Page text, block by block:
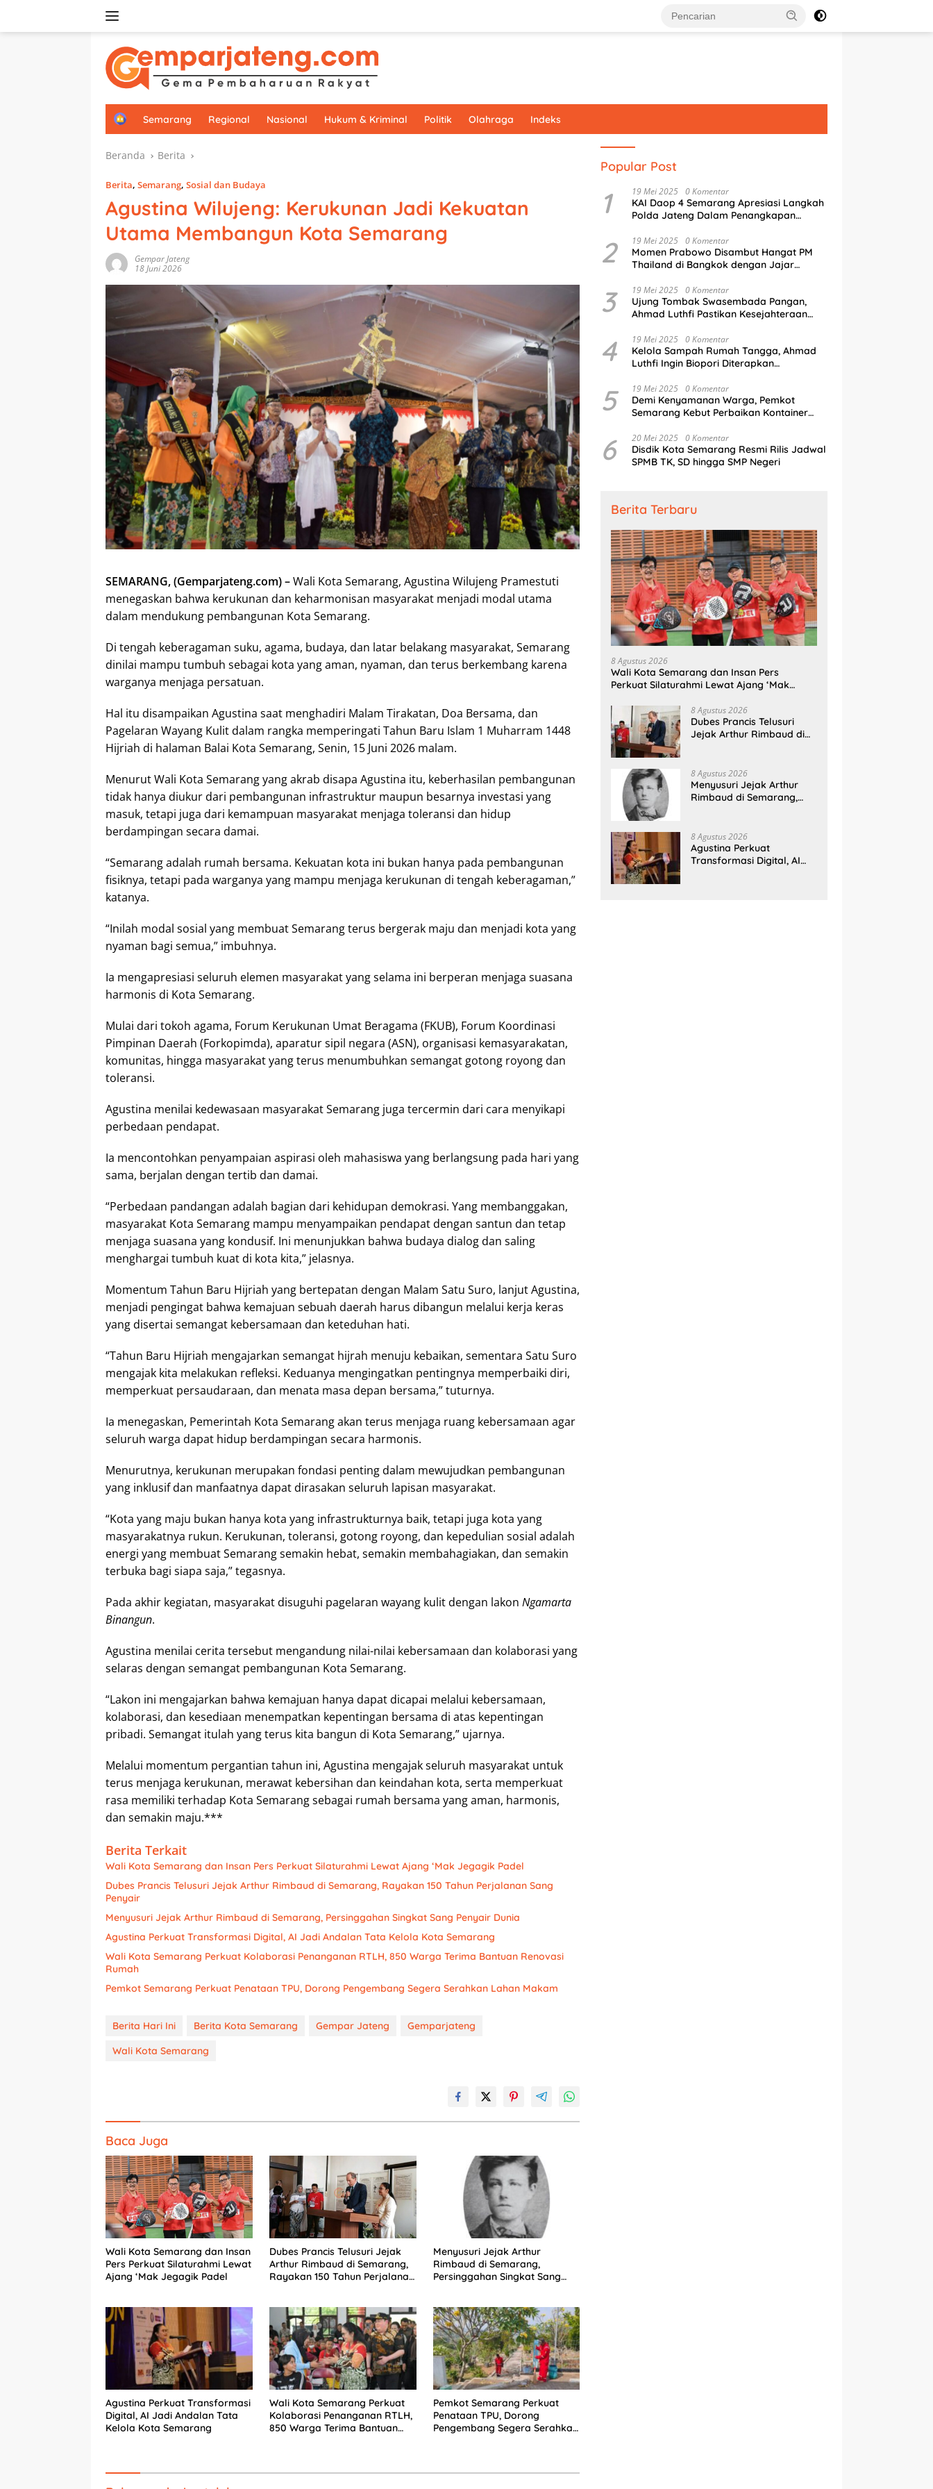
H
e
Semarang Regional Nasional Hukum & Kriminal Politik Olahraga Indeks
Beranda Berita
Berita, Semarang, Sosial dan Budaya
Agustina Wilujeng: Kerukunan Jadi Kekuatan
Utama Membangun Kota Semarang
Gempar Jateng
18 Juni 2026
SEMARANG, (Gemparjateng.com) –Wali Kota Semarang, Agustina Wilujeng Pramestuti
menegaskan bahwa kerukunan dan keharmonisan masyarakat menjadi modal utama
dalam mendukung pembangunan Kota Semarang.
Di tengah keberagaman suku, agama, budaya, dan latar belakang masyarakat, Semarang
dinilai mampu tumbuh sebagai kota yang aman, nyaman, dan terus berkembang karena
warganya menjaga persatuan.
Hal itu disampaikan Agustina saat menghadiri Malam Tirakatan, Doa Bersama, dan
Pagelaran Wayang Kulit dalam rangka memperingati Tahun Baru Islam 1 Muharram 1448
Hijriah di halaman Balai Kota Semarang, Senin, 15 Juni 2026 malam.
Menurut Wali Kota Semarang yang akrab disapa Agustina itu, keberhasilan pembangunan
tidak hanya diukur dari pembangunan infrastruktur maupun besarnya investasi yang
masuk, tetapi juga dari kemampuan masyarakat menjaga toleransi dan hidup
berdampingan secara damai.
“Semarang adalah rumah bersama. Kekuatan kota ini bukan hanya pada pembangunan
fisiknya, tetapi pada warganya yang mampu menjaga kerukunan di tengah keberagaman,”
katanya.
“Inilah modal sosial yang membuat Semarang terus bergerak maju dan menjadi kota yang
nyaman bagi semua,” imbuhnya.
Ia mengapresiasi seluruh elemen masyarakat yang selama ini berperan menjaga suasana
harmonis di Kota Semarang.
Mulai dari tokoh agama, Forum Kerukunan Umat Beragama (FKUB), Forum Koordinasi
Pimpinan Daerah (Forkopimda), aparatur sipil negara (ASN), organisasi kemasyarakatan,
komunitas, hingga masyarakat yang terus menumbuhkan semangat gotong royong dan
toleransi.
Agustina menilai kedewasaan masyarakat Semarang juga tercermin dari cara menyikapi
perbedaan pendapat.
Ia mencontohkan penyampaian aspirasi oleh mahasiswa yang berlangsung pada hari yang
sama, berjalan dengan tertib dan damai.
“Perbedaan pandangan adalah bagian dari kehidupan demokrasi. Yang membanggakan,
masyarakat Kota Semarang mampu menyampaikan pendapat dengan santun dan tetap
menjaga suasana yang kondusif. Ini menunjukkan bahwa budaya dialog dan saling
menghargai tumbuh kuat di kota kita,” jelasnya.
Momentum Tahun Baru Hijriah yang bertepatan dengan Malam Satu Suro, lanjut Agustina,
menjadi pengingat bahwa kemajuan sebuah daerah harus dibangun melalui kerja keras
yang disertai semangat kebersamaan dan keteduhan hati.
“Tahun Baru Hijriah mengajarkan semangat hijrah menuju kebaikan, sementara Satu Suro
mengajak kita melakukan refleksi. Keduanya mengingatkan pentingnya memperbaiki diri,
memperkuat persaudaraan, dan menata masa depan bersama,” tuturnya.
Ia menegaskan, Pemerintah Kota Semarang akan terus menjaga ruang kebersamaan agar
seluruh warga dapat hidup berdampingan secara harmonis.
Menurutnya, kerukunan merupakan fondasi penting dalam mewujudkan pembangunan
yang inklusif dan manfaatnya dapat dirasakan seluruh lapisan masyarakat.
“Kota yang maju bukan hanya kota yang infrastrukturnya baik, tetapi juga kota yang
masyarakatnya rukun. Kerukunan, toleransi, gotong royong, dan kepedulian sosial adalah
energi yang membuat Semarang semakin hebat, semakin membahagiakan, dan semakin
terbuka bagi siapa saja,” tegasnya.
Pada akhir kegiatan, masyarakat disuguhi pagelaran wayang kulit dengan lakon Ngamarta
Binangun.
Agustina menilai cerita tersebut mengandung nilai-nilai kebersamaan dan kolaborasi yang
selaras dengan semangat pembangunan Kota Semarang.
“Lakon ini mengajarkan bahwa kemajuan hanya dapat dicapai melalui kebersamaan,
kolaborasi, dan kesediaan menempatkan kepentingan bersama di atas kepentingan
pribadi. Semangat itulah yang terus kita bangun di Kota Semarang,” ujarnya.
Melalui momentum pergantian tahun ini, Agustina mengajak seluruh masyarakat untuk
terus menjaga kerukunan, merawat kebersihan dan keindahan kota, serta memperkuat
rasa memiliki terhadap Kota Semarang sebagai rumah bersama yang aman, harmonis,
dan semakin maju.***
Berita Terkait
Wali Kota Semarang dan Insan Pers Perkuat Silaturahmi Lewat Ajang ‘Mak Jegagik Padel
Dubes Prancis Telusuri Jejak Arthur Rimbaud di Semarang, Rayakan 150 Tahun Perjalanan Sang
Penyair
Menyusuri Jejak Arthur Rimbaud di Semarang, Persinggahan Singkat Sang Penyair Dunia
Agustina Perkuat Transformasi Digital, AI Jadi Andalan Tata Kelola Kota Semarang
Wali Kota Semarang Perkuat Kolaborasi Penanganan RTLH, 850 Warga Terima Bantuan Renovasi
Rumah
Pemkot Semarang Perkuat Penataan TPU, Dorong Pengembang Segera Serahkan Lahan Makam
Berita Hari Ini Berita Kota Semarang Gempar Jateng
Gemparjateng
Wali Kota Semarang
Baca Juga
Wali Kota Semarang dan Insan
Pers Perkuat Silaturahmi Lewat
Ajang ‘Mak Jegagik Padel
Dubes Prancis Telusuri Jejak
Arthur Rimbaud di Semarang,
Rayakan 150 Tahun Perjalanan
Menyusuri Jejak Arthur
Rimbaud di Semarang,
Persinggahan Singkat Sang
Agustina Perkuat Transformasi
Digital, AI Jadi Andalan Tata
Kelola Kota Semarang
Wali Kota Semarang Perkuat
Kolaborasi Penanganan RTLH,
850 Warga Terima Bantuan
Pemkot Semarang Perkuat
Penataan TPU, Dorong
Pengembang Segera Serahkan
Popular Post
1 19 Mei 2025 0 Komentar
KAI Daop 4 Semarang Apresiasi Langkah
Polda Jateng Dalam Penangkapan
Perusahaan
2 19 Mei 2025 0 Komentar
Momen Prabowo Disambut Hangat PM
Thailand di Bangkok dengan Jajar
3 19 Mei 2025 0 Komentar
Ujung Tombak Swasembada Pangan,
Ahmad Luthfi Pastikan Kesejahteraan
4 19 Mei 2025 0 Komentar
Kelola Sampah Rumah Tangga, Ahmad
Luthfi Ingin Biopori Diterapkan
5 19 Mei 2025 0 Komentar
Demi Kenyamanan Warga, Pemkot
Semarang Kebut Perbaikan Kontainer
6 20 Mei 2025 0 Komentar
Disdik Kota Semarang Resmi Rilis Jadwal
SPMB TK, SD hingga SMP Negeri
Berita Terbaru
8 Agustus 2026
Wali Kota Semarang dan Insan Pers
Perkuat Silaturahmi Lewat Ajang ‘Mak
8 Agustus 2026
Dubes Prancis Telusuri
Jejak Arthur Rimbaud di
Penyair
8 Agustus 2026
Menyusuri Jejak Arthur
Rimbaud di Semarang,
8 Agustus 2026
Agustina Perkuat
Transformasi Digital, AI